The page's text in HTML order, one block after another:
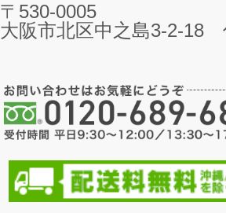
〒530-0005
大阪市北区中之島3-2-18